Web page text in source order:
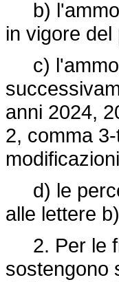
b)
in vigore
c)
anni 2024,
2, comma
d) le
alle lettere
2. Per le
sostengono